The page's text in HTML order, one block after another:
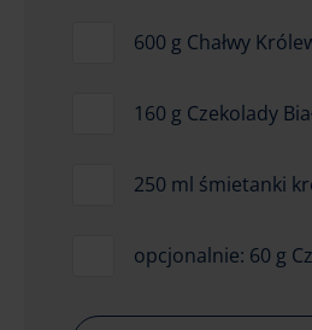
600 g Chałwy
160 g Czekolady
250 ml śmietanki
opcjonalnie: 60 g